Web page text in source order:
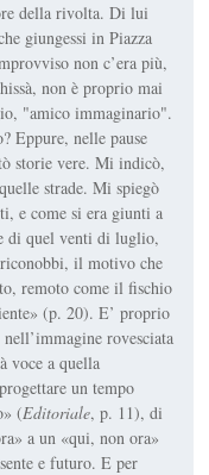
della rivolta. Di lui
giungessi in Piazza
non c’era più,
non è proprio mai
"amico immaginario".
Eppure, nelle pause
storie vere. Mi indicò,
strade. Mi spiegò
e come si era giunti a
di quel venti di luglio,
il motivo che
remoto come il fischio
(p. 20). E’ proprio
rovesciata
voce a quella
un tempo
(Editoriale, p. 11), di
a un «qui, non ora»
e futuro. E per